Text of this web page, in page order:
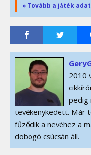
» Tovább a játék
GeryG
2010
pedig
tevékenykedett. Már
fűződik a nevéhez a
dobogó csúcsán áll.